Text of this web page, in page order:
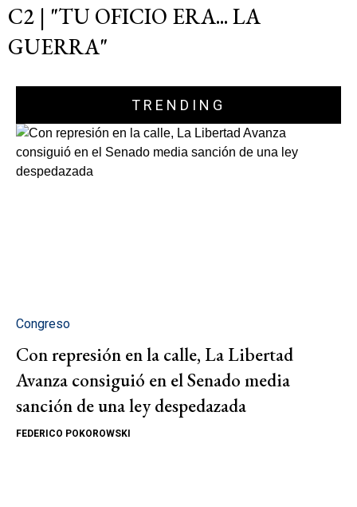
C2 | "TU OFICIO ERA... LA
GUERRA"
TRENDING
Congreso
Con represión en la calle, La Libertad
Avanza consiguió en el Senado media
sanción de una ley despedazada
FEDERICO POKOROWSKI